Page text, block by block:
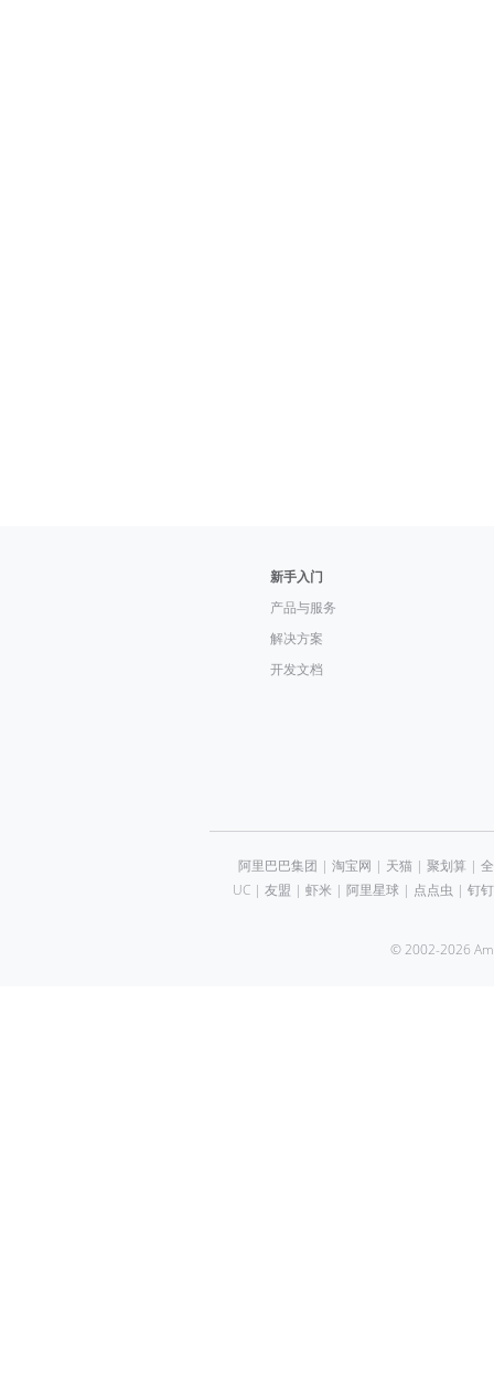
新手入门
产品与服务
解决方案
开发文档
阿里巴巴集团 | 淘宝网 | 天猫| 聚划算 |
UC| 友盟 | 虾米 | 阿里星球| 点点虫 | 钉钉
© 2002-2026